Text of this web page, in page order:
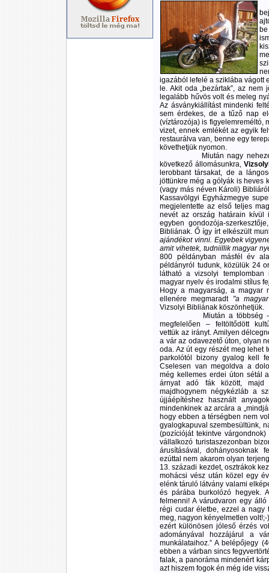
igazából lefelé a sziklába vágott
le. Akit oda „bezártak”, az
legalább hűvös volt és meleg
Az ásványkiállítást mindenki
sem érdekes, de a tűző nap
(víztározója) is figyelemreméltó,
vizet, ennek emlékét az egyik
restaurálva van, benne egy
követhetjük nyomon.
Miután nagy nehezen
következő állomásunkra, Vizsoly
lerobbant társakat, de a
jöttünkre még a gólyák is heves
(vagy más néven Károli)
Kassavölgyi Egyházmegye
megjelentette az első teljes
nevét az ország határain kívül
egyben gondozója-
Bibliának. Ő így írt elkészült
ajándékot vinni. Egyebek
amit vihetek, tudniillik magyar
800 példányban másfél év
példányról tudunk, közülük 24
látható a vizsolyi
magyar nyelv és irodalmi stílus
Hogy a magyarság, a magyar
ellenére megmaradt "a
Vizsolyi Bibliának köszönhetjük.
Miután a többség
megfelelően – feltöltődött
vettük az irányt. Amilyen
a vár az odavezető úton, olyan
oda. Az út egy részét meg lehet
parkolótól bizony gyalog kell
Cselesen van megoldva a
még kellemes erdei úton sétál
árnyat adó fák között,
majdhogynem négykézláb a
újjáépítéshez használt
mindenkinek az arcára a
hogy ebben a térségben nem
gyalogkapuval szembesültünk,
(pozícióját tekintve
vállalkozó turistaszezonban
árusításával, dohányosoknak
ezúttal nem akarom olyan
13. századi kezdet, osztrákok
mohácsi vész után közel egy
elénk táruló látvány valami
és párába burkolózó hegyek.
felmenni! A várudvaron egy
régi cudar életbe, ezzel a nagy
meg, nagyon kényelmetlen
ezért különösen jóleső érzés
adományával hozzájárul a
munkálataihoz.” A belépőjegy
ebben a várban sincs
falak, a panoráma mindenért
azt hiszem fogok én még ide